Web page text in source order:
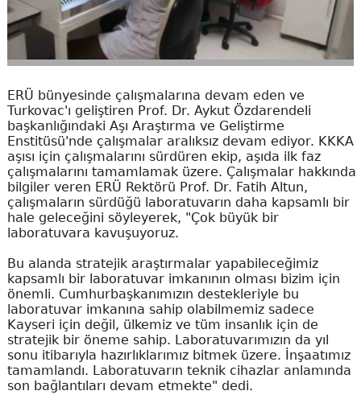
ERÜ bünyesinde çalışmalarına devam eden ve
Turkovac'ı geliştiren Prof. Dr. Aykut Özdarendeli
başkanlığındaki Aşı Araştırma ve Geliştirme
Enstitüsü'nde çalışmalar aralıksız devam ediyor. KKKA
aşısı için çalışmalarını sürdüren ekip, aşıda ilk faz
çalışmalarını tamamlamak üzere. Çalışmalar hakkında
bilgiler veren ERÜ Rektörü Prof. Dr. Fatih Altun,
çalışmaların sürdüğü laboratuvarın daha kapsamlı bir
hale geleceğini söyleyerek, "Çok büyük bir
laboratuvara kavuşuyoruz.
Bu alanda stratejik araştırmalar yapabileceğimiz
kapsamlı bir laboratuvar imkanının olması bizim için
önemli. Cumhurbaşkanımızın destekleriyle bu
laboratuvar imkanına sahip olabilmemiz sadece
Kayseri için değil, ülkemiz ve tüm insanlık için de
stratejik bir öneme sahip. Laboratuvarımızın da yıl
sonu itibarıyla hazırlıklarımız bitmek üzere. İnşaatımız
tamamlandı. Laboratuvarın teknik cihazlar anlamında
son bağlantıları devam etmekte" dedi.